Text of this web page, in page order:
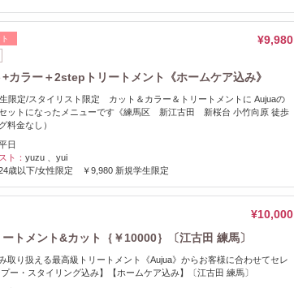
¥9,980
+カラー＋2stepトリートメント《ホームケア込み》
限定/スタイリスト限定 カット＆カラー＆トリートメントに Aujuaの
ットになったメニューです《練馬区 新江古田 新桜台 小竹向原 徒歩
料金なし）
日
ト： yuzu 、yui
歳以下/女性限定 ￥9,980 新規学生限定
¥10,000
メント&カット｛￥10000｝〔江古田 練馬〕
取り扱える最高級トリートメント《Aujua》からお客様に合わせてセレ
ー・スタイリング込み】【ホームケア込み】〔江古田 練馬〕